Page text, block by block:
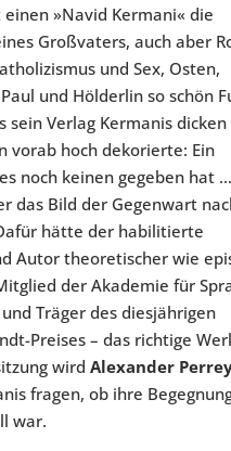
einen »Navid Kermani« die
Großvaters, auch aber
und Sex, Osten,
und Hölderlin so schön
sein Verlag Kermanis dicken
vorab hoch dekorierte: Ein
noch keinen gegeben hat
das Bild der Gegenwart
hätte der habilitierte
Autor theoretischer wie
der Akademie für
Träger des diesjährigen
Preises – das richtige
wird Alexander
fragen, ob ihre
war.